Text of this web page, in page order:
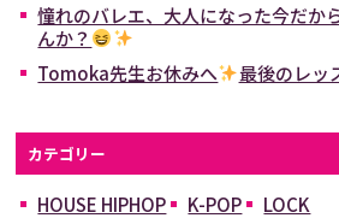
憧れのバレエ、大人になった今だか
んか？
Tomoka先生お休みへ
最後のレ
カテゴリー
HOUSE HIPHOP K-POP
LOCK